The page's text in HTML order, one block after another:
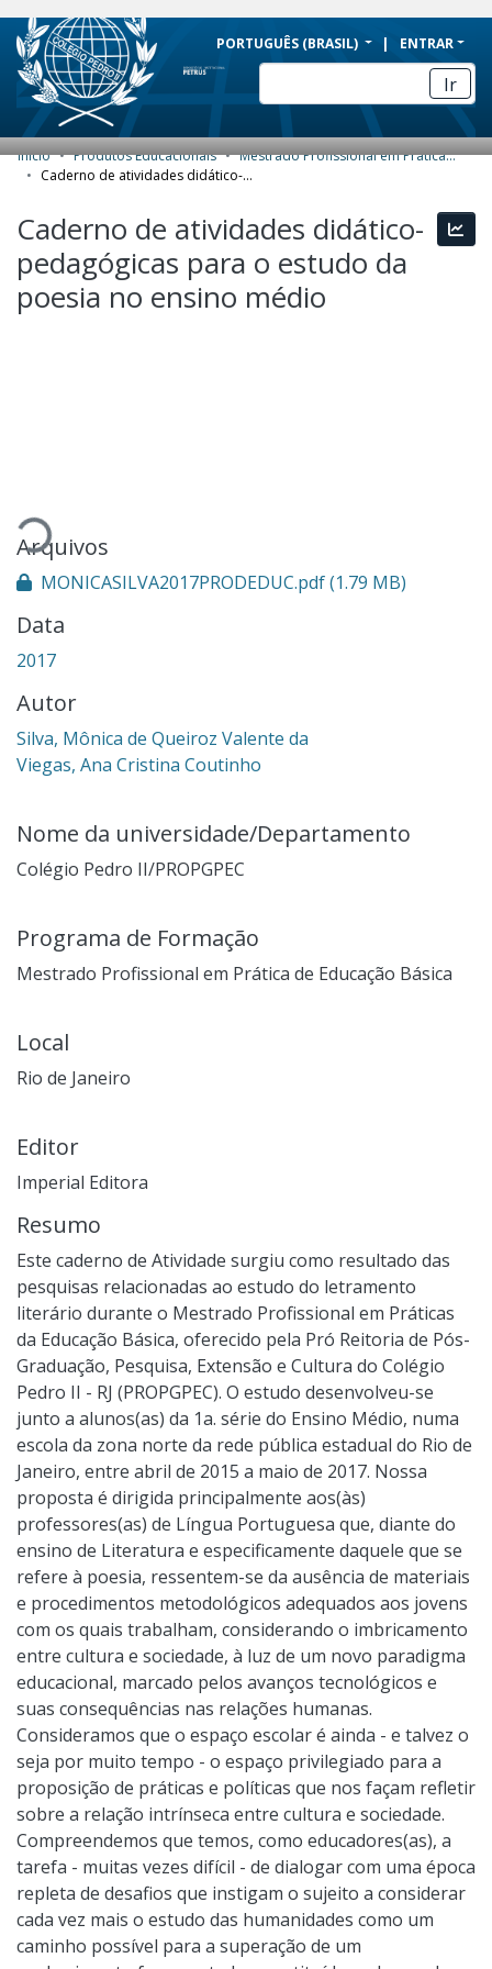
BRAZIL
Simplifique!
Comunica BR
Participe
Acesso à informação
Canais
PORTUGUÊS (BRASIL) ENTRAR
Ir
COMUNIDADES E COLEÇÕES
NAVEGAR
ESTATÍSTICAS
SOBRE
Início Produtos Educacionais
Mestrado Profissional em Práticas de Educação Básica (MPPEB) - Produtos Educacionais
Caderno de atividades didático-pedagógicas para o estudo da poesia no ensino médio
Caderno de atividades didático-
pedagógicas para o estudo da
poesia no ensino médio
Carregando...
Arquivos
MONICASILVA2017PRODEDUC.pdf(1.79 MB)
Data
2017
Autor
Silva, Mônica de Queiroz Valente da
Viegas, Ana Cristina Coutinho
Nome da universidade/Departamento
Colégio Pedro II/PROPGPEC
Programa de Formação
Mestrado Profissional em Prática de Educação Básica
Local
Rio de Janeiro
Editor
Imperial Editora
Resumo
Este caderno de Atividade surgiu como resultado das
pesquisas relacionadas ao estudo do letramento
literário durante o Mestrado Profissional em Práticas
da Educação Básica, oferecido pela Pró Reitoria de Pós-
Graduação, Pesquisa, Extensão e Cultura do Colégio
Pedro II - RJ (PROPGPEC). O estudo desenvolveu-se
junto a alunos(as) da 1a. série do Ensino Médio, numa
escola da zona norte da rede pública estadual do Rio de
Janeiro, entre abril de 2015 a maio de 2017. Nossa
proposta é dirigida principalmente aos(às)
professores(as) de Língua Portuguesa que, diante do
ensino de Literatura e especificamente daquele que se
refere à poesia, ressentem-se da ausência de materiais
e procedimentos metodológicos adequados aos jovens
com os quais trabalham, considerando o imbricamento
entre cultura e sociedade, à luz de um novo paradigma
educacional, marcado pelos avanços tecnológicos e
suas consequências nas relações humanas.
Consideramos que o espaço escolar é ainda - e talvez o
seja por muito tempo - o espaço privilegiado para a
proposição de práticas e políticas que nos façam refletir
sobre a relação intrínseca entre cultura e sociedade.
Compreendemos que temos, como educadores(as), a
tarefa - muitas vezes difícil - de dialogar com uma época
repleta de desafios que instigam o sujeito a considerar
cada vez mais o estudo das humanidades como um
caminho possível para a superação de um